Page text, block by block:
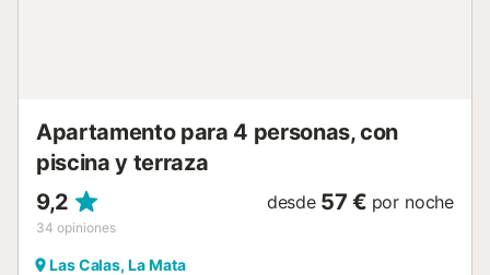
Apartamento para 4 personas, con
piscina y terraza
9,2
34 opiniones
desde 57 € por noche
Las Calas, La Mata